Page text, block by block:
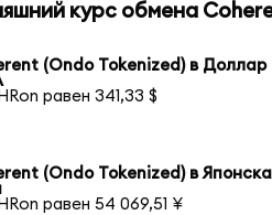
курс обмена
(Ondo Tokenized) в Доллар
равен 341,33 $
(Ondo Tokenized) в
равен 54 069,51 ¥